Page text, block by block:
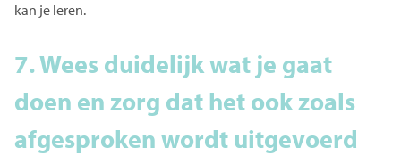
kan je leren.
7. Wees duidelijk wat je gaat
doen en zorg dat het ook zoals
afgesproken wordt uitgevoerd